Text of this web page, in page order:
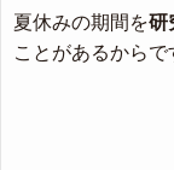
夏休みの期間を研
ことがあるからで